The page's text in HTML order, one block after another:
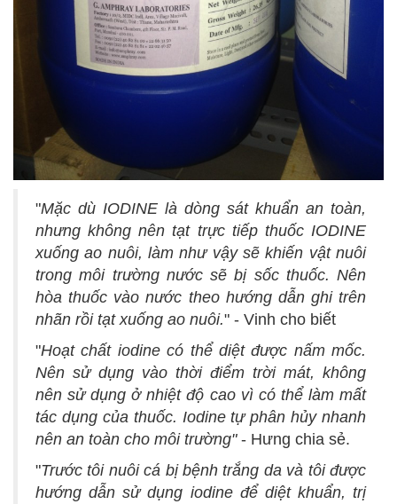
"Mặc dù IODINE là dòng sát khuẩn an toàn,
nhưng không nên tạt trực tiếp thuốc IODINE
xuống ao nuôi, làm như vậy sẽ khiến vật nuôi
trong môi trường nước sẽ bị sốc thuốc. Nên
hòa thuốc vào nước theo hướng dẫn ghi trên
nhãn rồi tạt xuống ao nuôi." - Vinh cho biết
"Hoạt chất iodine có thể diệt được nấm mốc.
Nên sử dụng vào thời điểm trời mát, không
nên sử dụng ở nhiệt độ cao vì có thể làm mất
tác dụng của thuốc. Iodine tự phân hủy nhanh
nên an toàn cho môi trường"- Hưng chia sẻ.
"Trước tôi nuôi cá bị bệnh trắng da và tôi được
hướng dẫn sử dụng iodine để diệt khuẩn, trị